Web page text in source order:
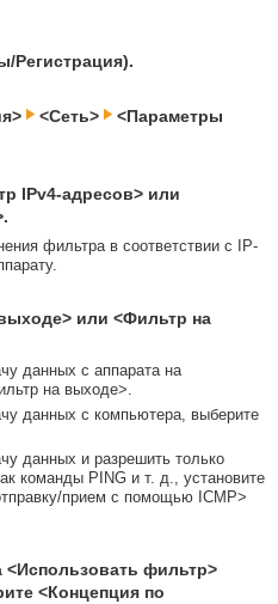
Регистрация).
<Сеть>
<Параметры
IPv4-адресов> или
фильтра в соответствии с IP-
или <Фильтр на
данных с аппарата на
на выходе>.
данных с компьютера, выберите
данных и разрешить только
команды PING и т. д., установите
прием с помощью ICMP>
<Использовать фильтр>
<Концепция по